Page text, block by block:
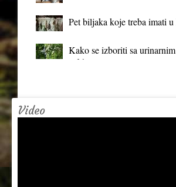
Pet biljaka koje treba imati
Kako se izboriti sa urinarnim
infekcijama?
Video